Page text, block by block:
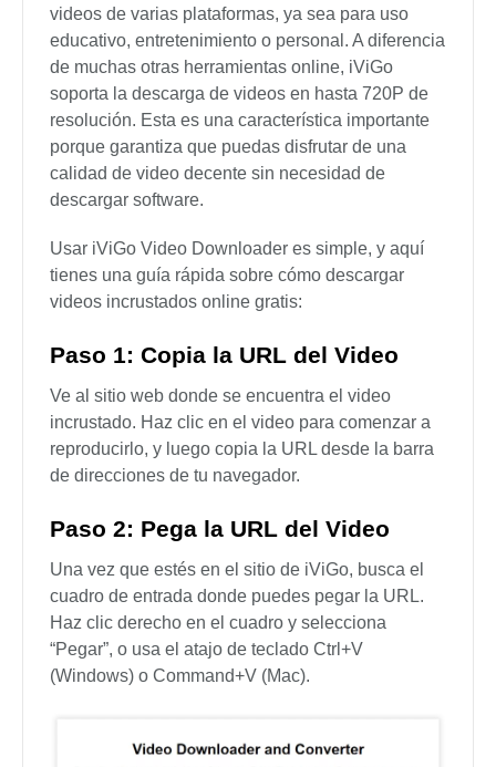
videos de varias plataformas, ya sea para uso
educativo, entretenimiento o personal. A diferencia
de muchas otras herramientas online, iViGo
soporta la descarga de videos en hasta 720P de
resolución. Esta es una característica importante
porque garantiza que puedas disfrutar de una
calidad de video decente sin necesidad de
descargar software.
Usar iViGo Video Downloader es simple, y aquí
tienes una guía rápida sobre cómo descargar
videos incrustados online gratis:
Paso 1: Copia la URL del Video
Ve al sitio web donde se encuentra el video
incrustado. Haz clic en el video para comenzar a
reproducirlo, y luego copia la URL desde la barra
de direcciones de tu navegador.
Paso 2: Pega la URL del Video
Una vez que estés en el sitio de iViGo, busca el
cuadro de entrada donde puedes pegar la URL.
Haz clic derecho en el cuadro y selecciona
“Pegar”, o usa el atajo de teclado Ctrl+V
(Windows) o Command+V (Mac).